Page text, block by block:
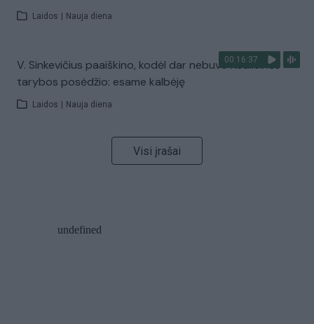
Laidos Nauja diena
00:16:37
V. Sinkevičius paaiškino, kodėl dar nebuvo Koalicinės
tarybos posėdžio: esame kalbėję
Laidos Nauja diena
Visi įrašai